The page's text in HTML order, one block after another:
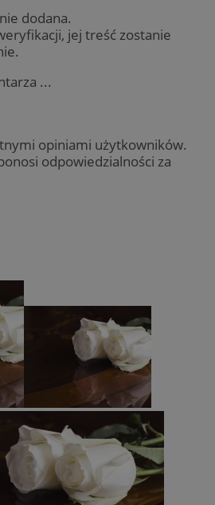
dodana.
jej treść zostanie
...
opiniami użytkowników.
odpowiedzialności za